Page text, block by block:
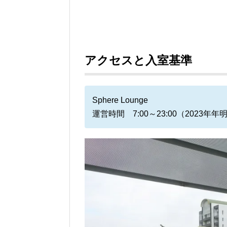
アクセスと入室基準
Sphere Lounge
運営時間 7:00～23:00（2023年年